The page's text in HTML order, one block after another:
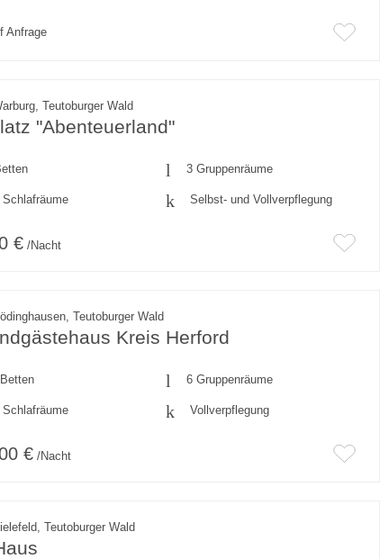
Anfrage
Teutoburger Wald
"Abenteuerland"
3 Gruppenräume
Schlafräume Selbst- und Vollverpflegung
€ /Nacht
Teutoburger Wald
Kreis Herford
6 Gruppenräume
Schlafräume Vollverpflegung
€ /Nacht
Teutoburger Wald